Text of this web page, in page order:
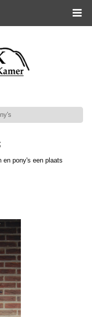
en pony's een plaats